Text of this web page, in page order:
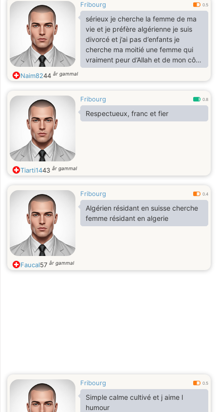
Fribourg 0.5
sérieux je cherche la femme de ma
vie et je préfère algérienne je suis
divorcé et j’ai pas d’enfants je
cherche ma moitié une femme qui
vraiment peur d’Allah et de mon côté
je la promesse d’une vie de
princesse Inshallah
Naim8244 år gammal
Fribourg 0.8
Respectueux, franc et fier
Tiarti1443 år gammal
Fribourg 0.4
Algérien résidant en suisse cherche
femme résidant en algerie
Faucal57 år gammal
Fribourg 0.5
Simple calme cultivé et j aime l
humour